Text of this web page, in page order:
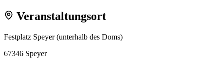
Veranstaltungsort
Festplatz Speyer (unterhalb des Doms)
67346 Speyer